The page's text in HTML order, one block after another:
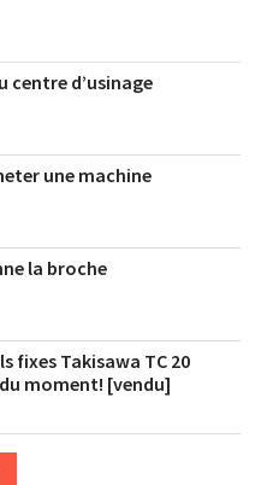
centre d’usinage
une machine
la broche
fixes Takisawa TC 20
moment! [vendu]